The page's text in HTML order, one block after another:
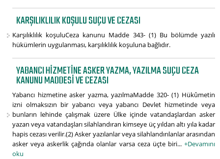
KARŞILIKLILIK KOŞULU SUÇU VE CEZASI
Karşılıklılık koşuluCeza kanunu Madde 343- (1) Bu bölümde yazılı
hükümlerin uygulanması, karşılıklılık koşuluna bağlıdır.
YABANCI HIZMETINE ASKER YAZMA, YAZILMA SUÇU CEZA
KANUNU MADDESI VE CEZASI
Yabancı hizmetine asker yazma, yazılmaMadde 320- (1) Hükûmetin
izni olmaksızın bir yabancı veya yabancı Devlet hizmetinde veya
bunların lehinde çalışmak üzere Ülke içinde vatandaşlardan asker
yazan veya vatandaşları silahlandıran kimseye üç yıldan altı yıla kadar
hapis cezası verilir.(2) Asker yazılanlar veya silahlandırılanlar arasından
asker veya askerlik çağında olanlar varsa ceza üçte biri... +Devamını
oku